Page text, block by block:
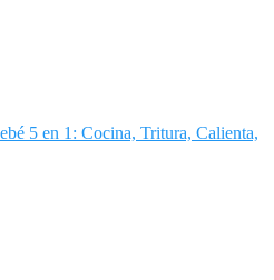
5 en 1: Cocina, Tritura, Calienta,